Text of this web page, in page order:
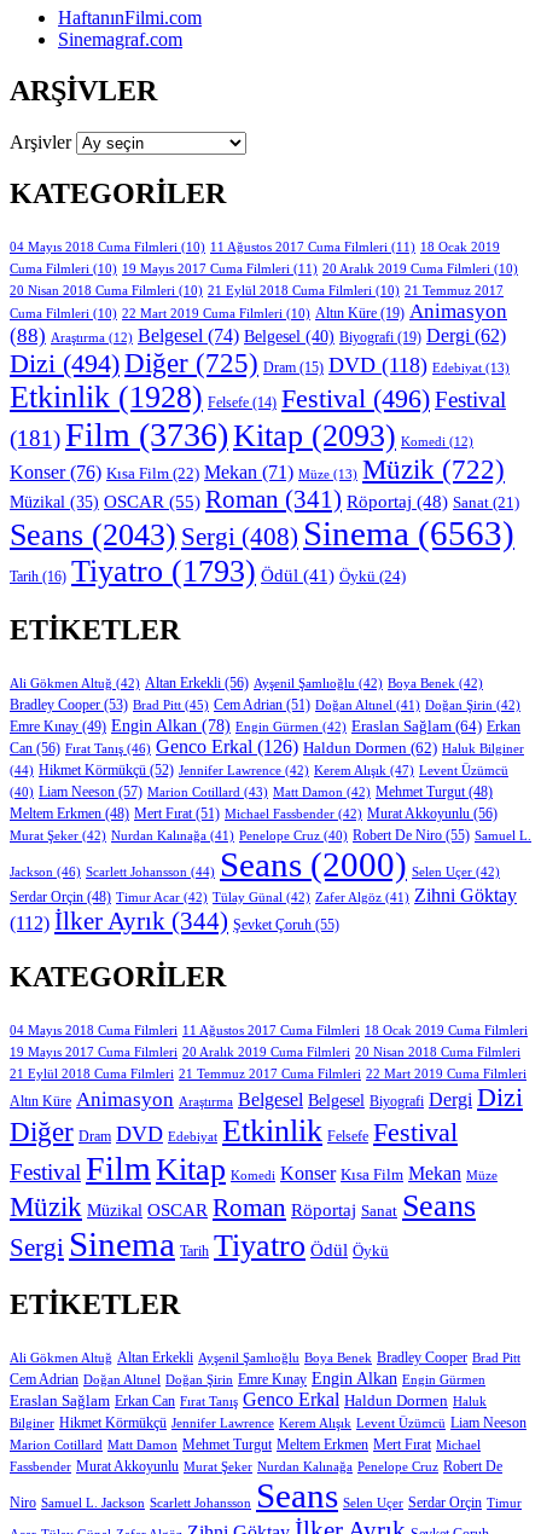
HaftanınFilmi.com
Sinemagraf.com
ARŞIVLER
Arşivler
KATEGORILER
04 Mayıs 2018 Cuma Filmleri (10) 11 Ağustos 2017 Cuma Filmleri (11) 18 Ocak 2019
Cuma Filmleri (10) 19 Mayıs 2017 Cuma Filmleri (11) 20 Aralık 2019 Cuma Filmleri (10)
20 Nisan 2018 Cuma Filmleri (10) 21 Eylül 2018 Cuma Filmleri (10) 21 Temmuz 2017
Cuma Filmleri (10) 22 Mart 2019 Cuma Filmleri (10) Altın Küre (19) Animasyon
(88) Araştırma (12) Belgesel (74) Belgesel (40) Biyografi (19) Dergi (62)
Dizi (494)Diğer (725) Dram (15) DVD (118) Edebiyat (13)
Etkinlik (1928) Felsefe (14) Festival (496)Festival
(181)Film (3736)Kitap (2093) Komedi (12)
Konser(76) Kısa Film (22) Mekan (71) Müze (13) Müzik (722)
Müzikal (35) OSCAR (55) Roman (341) Röportaj (48) Sanat (21)
Seans (2043) Sergi (408) Sinema (6563)
Tarih (16) Tiyatro (1793) Ödül (41) Öykü (24)
ETIKETLER
Ali Gökmen Altuğ (42) Altan Erkekli (56) Ayşenil Şamlıoğlu (42) Boya Benek (42)
Bradley Cooper (53) Brad Pitt (45) Cem Adrian (51) Doğan Altınel (41) Doğan Şirin (42)
Emre Kınay (49) Engin Alkan (78) Engin Gürmen (42) Eraslan Sağlam (64) Erkan
Can (56) Fırat Tanış (46) Genco Erkal (126) Haldun Dormen (62) Haluk Bilginer
(44) Hikmet Körmükçü (52) Jennifer Lawrence (42) Kerem Alışık (47) Levent Üzümcü
(40) Liam Neeson (57) Marion Cotillard (43) Matt Damon (42) Mehmet Turgut (48)
Meltem Erkmen (48) Mert Fırat(51) Michael Fassbender (42) Murat Akkoyunlu (56)
Murat Şeker (42) Nurdan Kalınağa (41) Penelope Cruz (40) Robert De Niro (55) Samuel L.
Jackson (46) Scarlett Johansson (44) Seans (2000) Selen Uçer (42)
Serdar Orçin (48) Timur Acar (42) Tülay Günal (42) Zafer Algöz (41) Zihni Göktay
(112) İlker Ayrık (344) Şevket Çoruh (55)
KATEGORILER
04 Mayıs 2018 Cuma Filmleri 11 Ağustos 2017 Cuma Filmleri 18 Ocak 2019 Cuma Filmleri
19 Mayıs 2017 Cuma Filmleri 20 Aralık 2019 Cuma Filmleri 20 Nisan 2018 Cuma Filmleri
21 Eylül 2018 Cuma Filmleri 21 Temmuz 2017 Cuma Filmleri 22 Mart 2019 Cuma Filmleri
Altın Küre Animasyon Araştırma Belgesel Belgesel Biyografi Dergi Dizi
Diğer Dram DVD Edebiyat Etkinlik Felsefe Festival
Festival Film Kitap Komedi Konser Kısa Film Mekan Müze
Müzik Müzikal OSCAR Roman Röportaj Sanat Seans
Sergi Sinema Tarih Tiyatro Ödül Öykü
ETIKETLER
Ali Gökmen Altuğ Altan Erkekli Ayşenil Şamlıoğlu Boya Benek Bradley Cooper Brad Pitt
Cem Adrian Doğan Altınel Doğan Şirin Emre Kınay Engin Alkan Engin Gürmen
Eraslan Sağlam Erkan Can Fırat Tanış Genco Erkal Haldun Dormen Haluk
Bilginer Hikmet Körmükçü Jennifer Lawrence Kerem Alışık Levent Üzümcü Liam Neeson
Marion Cotillard Matt Damon Mehmet Turgut Meltem Erkmen Mert Fırat Michael
Fassbender Murat Akkoyunlu Murat Şeker Nurdan Kalınağa Penelope Cruz Robert De
Niro Samuel L. Jackson Scarlett Johansson Seans Selen Uçer Serdar Orçin Timur